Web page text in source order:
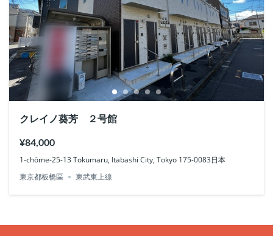
クレイノ葵芳 ２号館
¥84,000
1-chōme-25-13 Tokumaru, Itabashi City, Tokyo 175-0083日本
東京都板橋區
東武東上線